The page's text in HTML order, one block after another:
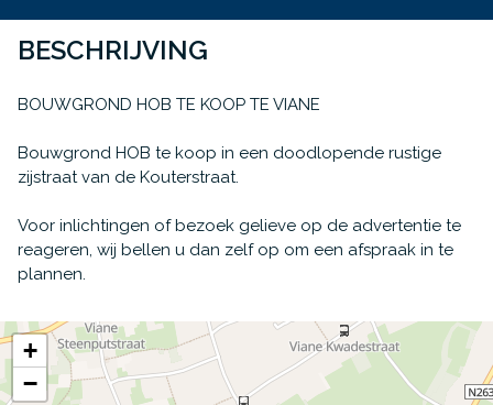
BESCHRIJVING
BOUWGROND HOB TE KOOP TE VIANE
Bouwgrond HOB te koop in een doodlopende rustige
zijstraat van de Kouterstraat.
Voor inlichtingen of bezoek gelieve op de advertentie te
reageren, wij bellen u dan zelf op om een afspraak in te
plannen.
+
−